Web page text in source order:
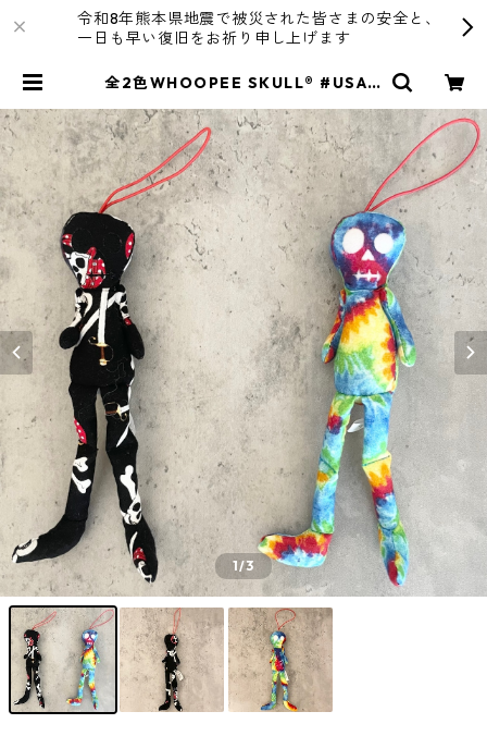
令和8年熊本県地震で被災された皆さまの安全と、
一日も早い復旧をお祈り申し上げます
全2色WHOOPEE SKULL® #USA F
1/3